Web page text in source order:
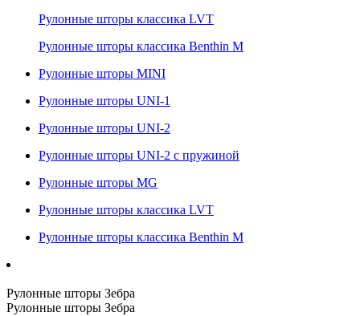
Рулонные шторы классика LVT
Рулонные шторы классика Benthin M
Рулонные шторы MINI
Рулонные шторы UNI-1
Рулонные шторы UNI-2
Рулонные шторы UNI-2 с пружиной
Рулонные шторы MG
Рулонные шторы классика LVT
Рулонные шторы классика Benthin M
Рулонные шторы Зебра
Рулонные шторы Зебра